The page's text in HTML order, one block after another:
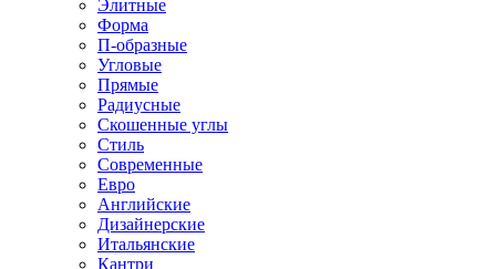
Элитные
Форма
П-образные
Угловые
Прямые
Радиусные
Скошенные углы
Стиль
Современные
Евро
Английские
Дизайнерские
Итальянские
Кантри